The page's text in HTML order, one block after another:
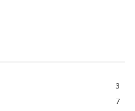
3
7